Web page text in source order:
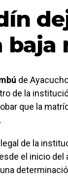
baja
de
de la
que la
de la
el inicio